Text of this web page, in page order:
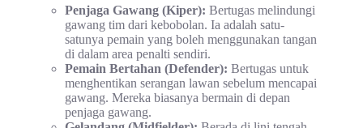
Penjaga Gawang (Kiper): Bertugas melindungi
gawang tim dari kebobolan. Ia adalah satu-
satunya pemain yang boleh menggunakan tangan
di dalam area penalti sendiri.
Pemain Bertahan (Defender): Bertugas untuk
menghentikan serangan lawan sebelum mencapai
gawang. Mereka biasanya bermain di depan
penjaga gawang.